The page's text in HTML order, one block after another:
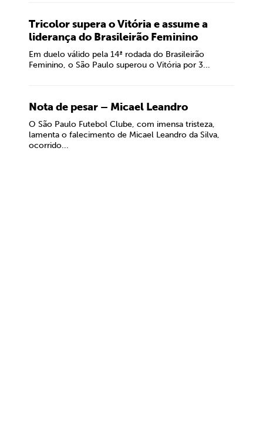
Tricolor supera o Vitória e assume a
liderança do Brasileirão Feminino
Em duelo válido pela 14ª rodada do Brasileirão
Feminino, o São Paulo superou o Vitória por 3...
Nota de pesar – Micael Leandro
O São Paulo Futebol Clube, com imensa tristeza,
lamenta o falecimento de Micael Leandro da Silva,
ocorrido...